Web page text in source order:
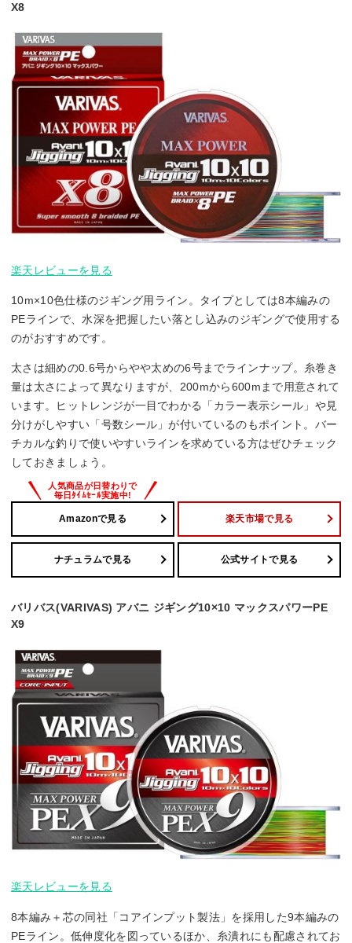
X8
楽天レビューを見る
10m×10色仕様のジギング用ライン。タイプとしては8本編みの
PEラインで、水深を把握したい落とし込みのジギングで使用する
のがおすすめです。
太さは細めの0.6号からやや太めの6号までラインナップ。糸巻き
量は太さによって異なりますが、200mから600mまで用意されて
います。ヒットレンジが一目でわかる「カラー表示シール」や見
分けがしやすい「号数シール」が付いているのもポイント。バー
チカルな釣りで使いやすいラインを求めている方はぜひチェック
しておきましょう。
Amazonで見る 楽天市場で見る
ナチュラムで見る 公式サイトで見る
バリバス(VARIVAS) アバニ ジギング10×10 マックスパワーPE
X9
楽天レビューを見る
8本編み＋芯の同社「コアインプット製法」を採用した9本編みの
PEライン。低伸度化を図っているほか、糸潰れにも配慮されてお